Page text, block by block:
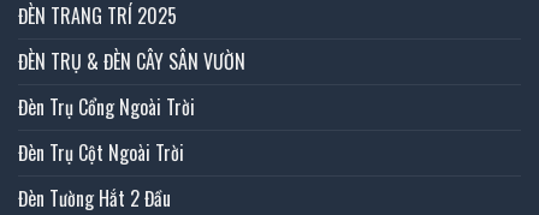
ĐÈN TRANG TRÍ 2025
ĐÈN TRỤ & ĐÈN CÂY SÂN VƯỜN
Đèn Trụ Cổng Ngoài Trời
Đèn Trụ Cột Ngoài Trời
Đèn Tường Hắt 2 Đầu